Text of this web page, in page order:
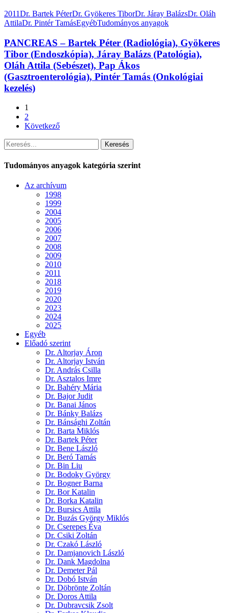
2011Dr. Bartek PéterDr. Gyökeres TiborDr. Járay BalázsDr. Oláh
AttilaDr. Pintér TamásEgyébTudományos anyagok
PANCREAS – Bartek Péter (Radiológia), Gyökeres
Tibor (Endoszkópia), Járay Balázs (Patológia),
Oláh Attila (Sebészet), Pap Ákos
(Gasztroenterológia), Pintér Tamás (Onkológiai
kezelés)
1
2
Következő
Keresés
Tudományos anyagok kategória szerint
Az archívum
1998
1999
2004
2005
2006
2007
2008
2009
2010
2011
2018
2019
2020
2023
2024
2025
Egyéb
Előadó szerint
Dr. Altorjay Áron
Dr. Altorjay István
Dr. András Csilla
Dr. Asztalos Imre
Dr. Bahéry Mária
Dr. Bajor Judit
Dr. Banai János
Dr. Bánky Balázs
Dr. Bánsághi Zoltán
Dr. Barta Miklós
Dr. Bartek Péter
Dr. Bene László
Dr. Beró Tamás
Dr. Bin Liu
Dr. Bodoky György
Dr. Bogner Barna
Dr. Bor Katalin
Dr. Borka Katalin
Dr. Bursics Attila
Dr. Buzás György Miklós
Dr. Cserepes Éva
Dr. Csiki Zoltán
Dr. Czakó László
Dr. Damjanovich László
Dr. Dank Magdolna
Dr. Demeter Pál
Dr. Dobó István
Dr. Döbrönte Zoltán
Dr. Doros Attila
Dr. Dubravcsik Zsolt